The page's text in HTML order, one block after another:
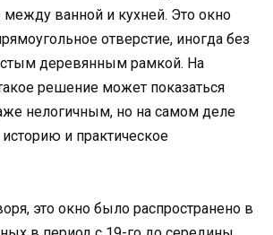
ванной и кухней. Это окно
отверстие, иногда без
деревянным рамкой. На
решение может показаться
нелогичным, но на самом деле
и практическое
это окно было распространено в